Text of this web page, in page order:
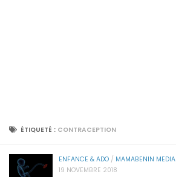
ÉTIQUETÉ : CONTRACEPTION
ENFANCE & ADO / MAMABENIN MEDIA
19 NOVEMBRE 2018